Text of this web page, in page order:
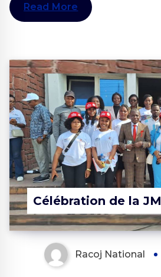
Read More
Célébration de la
Racoj National